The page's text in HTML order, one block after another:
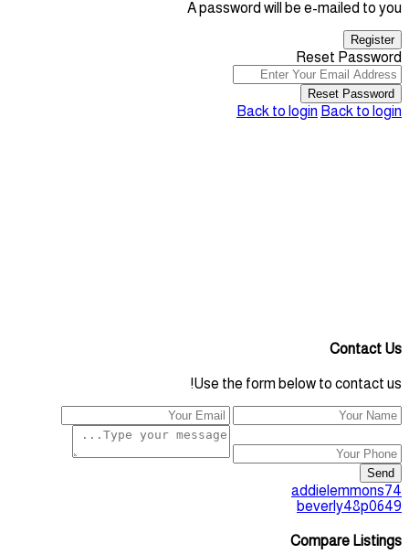
A password will be e-mailed to you
Register
Reset Password
Reset Password
Back to login Back to login
Contact Us
Use the form below to contact us!
Send
addielemmons74
beverly48p0649
Compare Listings